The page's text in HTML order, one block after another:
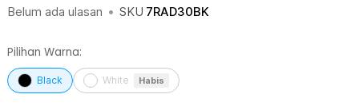
Belum ada ulasan • SKU 7RAD30BK
Pilihan Warna:
Black White Habis